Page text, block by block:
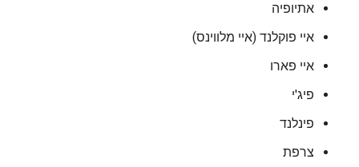
אתיופיה
איי פוקלנד (איי מלווינס)
איי פארו
פיג'י
פינלנד
צרפת